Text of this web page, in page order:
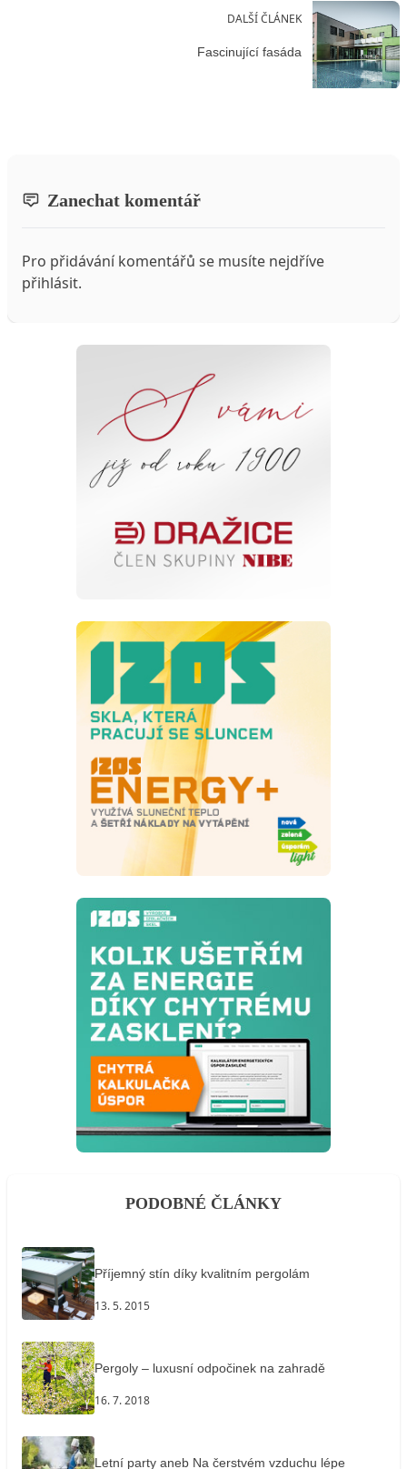
DALŠÍ ČLÁNEK
Fascinující fasáda
Zanechat komentář
Pro přidávání komentářů se musíte nejdříve
přihlásit.
PODOBNÉ ČLÁNKY
Příjemný stín díky kvalitním pergolám
13. 5. 2015
Pergoly – luxusní odpočinek na zahradě
16. 7. 2018
Letní party aneb Na čerstvém vzduchu lépe